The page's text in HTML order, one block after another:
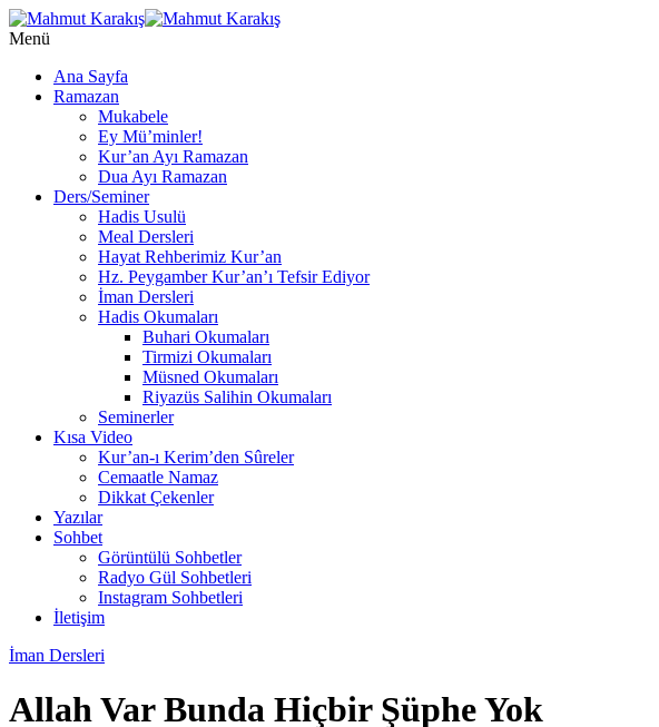
Menü
Ana Sayfa
Ramazan
Mukabele
Ey Mü’minler!
Kur’an Ayı Ramazan
Dua Ayı Ramazan
Ders/Seminer
Hadis Usulü
Meal Dersleri
Hayat Rehberimiz Kur’an
Hz. Peygamber Kur’an’ı Tefsir Ediyor
İman Dersleri
Hadis Okumaları
Buhari Okumaları
Tirmizi Okumaları
Müsned Okumaları
Riyazüs Salihin Okumaları
Seminerler
Kısa Video
Kur’an-ı Kerim’den Sûreler
Cemaatle Namaz
Dikkat Çekenler
Yazılar
Sohbet
Görüntülü Sohbetler
Radyo Gül Sohbetleri
Instagram Sohbetleri
İletişim
İman Dersleri
Allah Var Bunda Hiçbir Şüphe Yok